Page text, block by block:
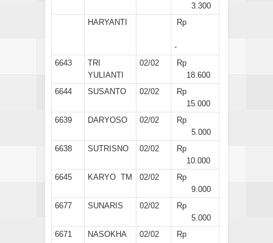
3.300
HARYANTI
Rp
-
6643
TRI
YULIANTI
02/02
Rp
18.600
6644
SUSANTO 02/02
Rp
15.000
6639
DARYOSO 02/02
Rp
5.000
6638
SUTRISNO 02/02
Rp
10.000
6645
KARYO TM 02/02
Rp
9.000
6677
SUNARIS 02/02
Rp
5.000
6671
NASOKHA 02/02
Rp